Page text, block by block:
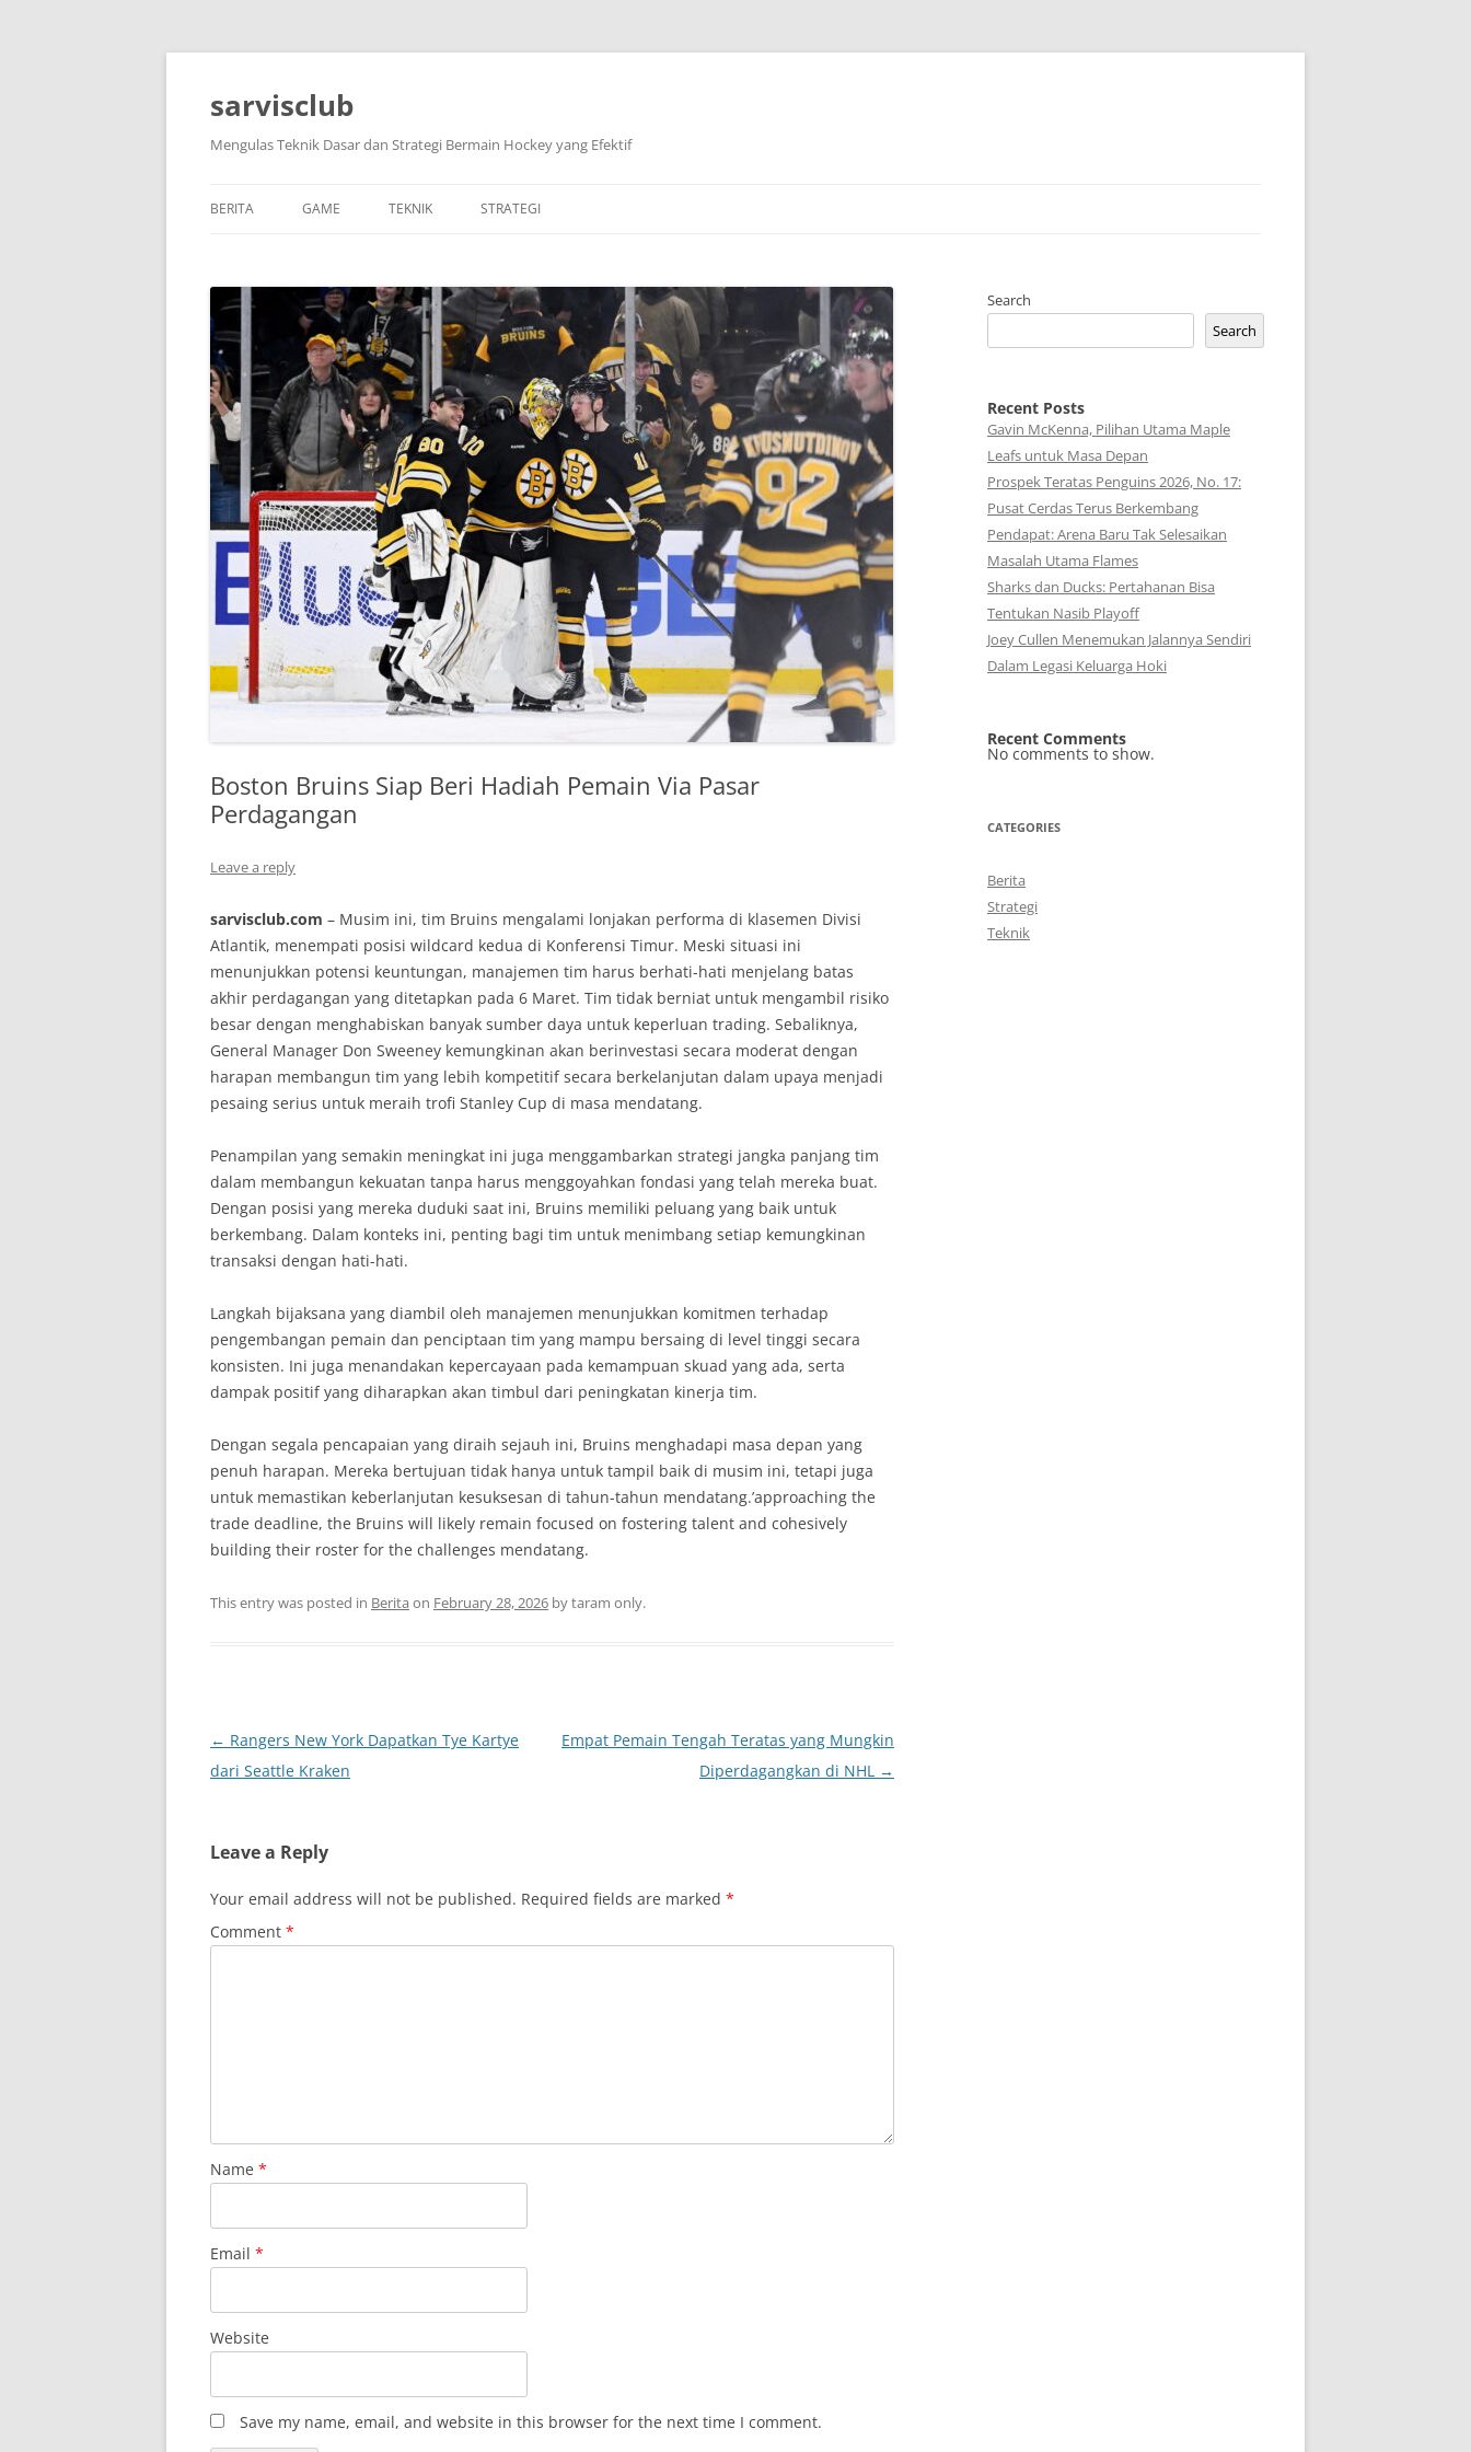
Skip
sarvisclub
Mengulas Teknik Dasar dan Strategi Bermain Hockey yang Efektif
BERITA GAME TEKNIK STRATEGI
Boston Bruins Siap Beri Hadiah Pemain Via Pasar
Perdagangan
Leave a reply
sarvisclub.com – Musim ini, tim Bruins mengalami lonjakan performa di klasemen Divisi
Atlantik, menempati posisi wildcard kedua di Konferensi Timur. Meski situasi ini
menunjukkan potensi keuntungan, manajemen tim harus berhati-hati menjelang batas
akhir perdagangan yang ditetapkan pada 6 Maret. Tim tidak berniat untuk mengambil risiko
besar dengan menghabiskan banyak sumber daya untuk keperluan trading. Sebaliknya,
General Manager Don Sweeney kemungkinan akan berinvestasi secara moderat dengan
harapan membangun tim yang lebih kompetitif secara berkelanjutan dalam upaya menjadi
pesaing serius untuk meraih trofi Stanley Cup di masa mendatang.
Penampilan yang semakin meningkat ini juga menggambarkan strategi jangka panjang tim
dalam membangun kekuatan tanpa harus menggoyahkan fondasi yang telah mereka buat.
Dengan posisi yang mereka duduki saat ini, Bruins memiliki peluang yang baik untuk
berkembang. Dalam konteks ini, penting bagi tim untuk menimbang setiap kemungkinan
transaksi dengan hati-hati.
Langkah bijaksana yang diambil oleh manajemen menunjukkan komitmen terhadap
pengembangan pemain dan penciptaan tim yang mampu bersaing di level tinggi secara
konsisten. Ini juga menandakan kepercayaan pada kemampuan skuad yang ada, serta
dampak positif yang diharapkan akan timbul dari peningkatan kinerja tim.
Dengan segala pencapaian yang diraih sejauh ini, Bruins menghadapi masa depan yang
penuh harapan. Mereka bertujuan tidak hanya untuk tampil baik di musim ini, tetapi juga
untuk memastikan keberlanjutan kesuksesan di tahun-tahun mendatang.’approaching the
trade deadline, the Bruins will likely remain focused on fostering talent and cohesively
building their roster for the challenges mendatang.
This entry was posted in Berita on February 28, 2026 bytaram only.
Post
navigation
← Rangers New York Dapatkan Tye Kartye
dari Seattle Kraken
Empat Pemain Tengah Teratas yang Mungkin
Diperdagangkan di NHL →
Leave a Reply
Your email address will not be published. Required fields are marked *
Comment *
Name *
Email *
Website
Save my name, email, and website in this browser for the next time I comment.
Search
Search
Recent Posts
Gavin McKenna, Pilihan Utama Maple
Leafs untuk Masa Depan
Prospek Teratas Penguins 2026, No. 17:
Pusat Cerdas Terus Berkembang
Pendapat: Arena Baru Tak Selesaikan
Masalah Utama Flames
Sharks dan Ducks: Pertahanan Bisa
Tentukan Nasib Playoff
Joey Cullen Menemukan Jalannya Sendiri
Dalam Legasi Keluarga Hoki
Recent Comments
No comments to show.
CATEGORIES
Berita
Strategi
Teknik